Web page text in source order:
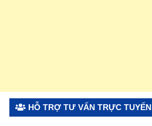
HỖ TRỢ TƯ VẤN TRỰC TUYẾN